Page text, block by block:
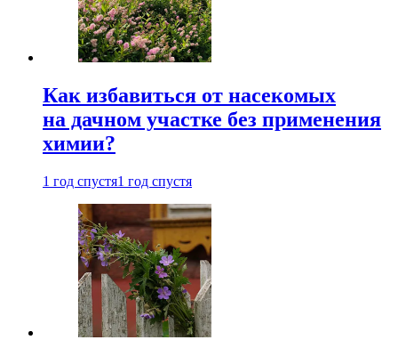
Как избавиться от насекомых
на дачном участке без применения
химии?
1 год спустя1 год спустя